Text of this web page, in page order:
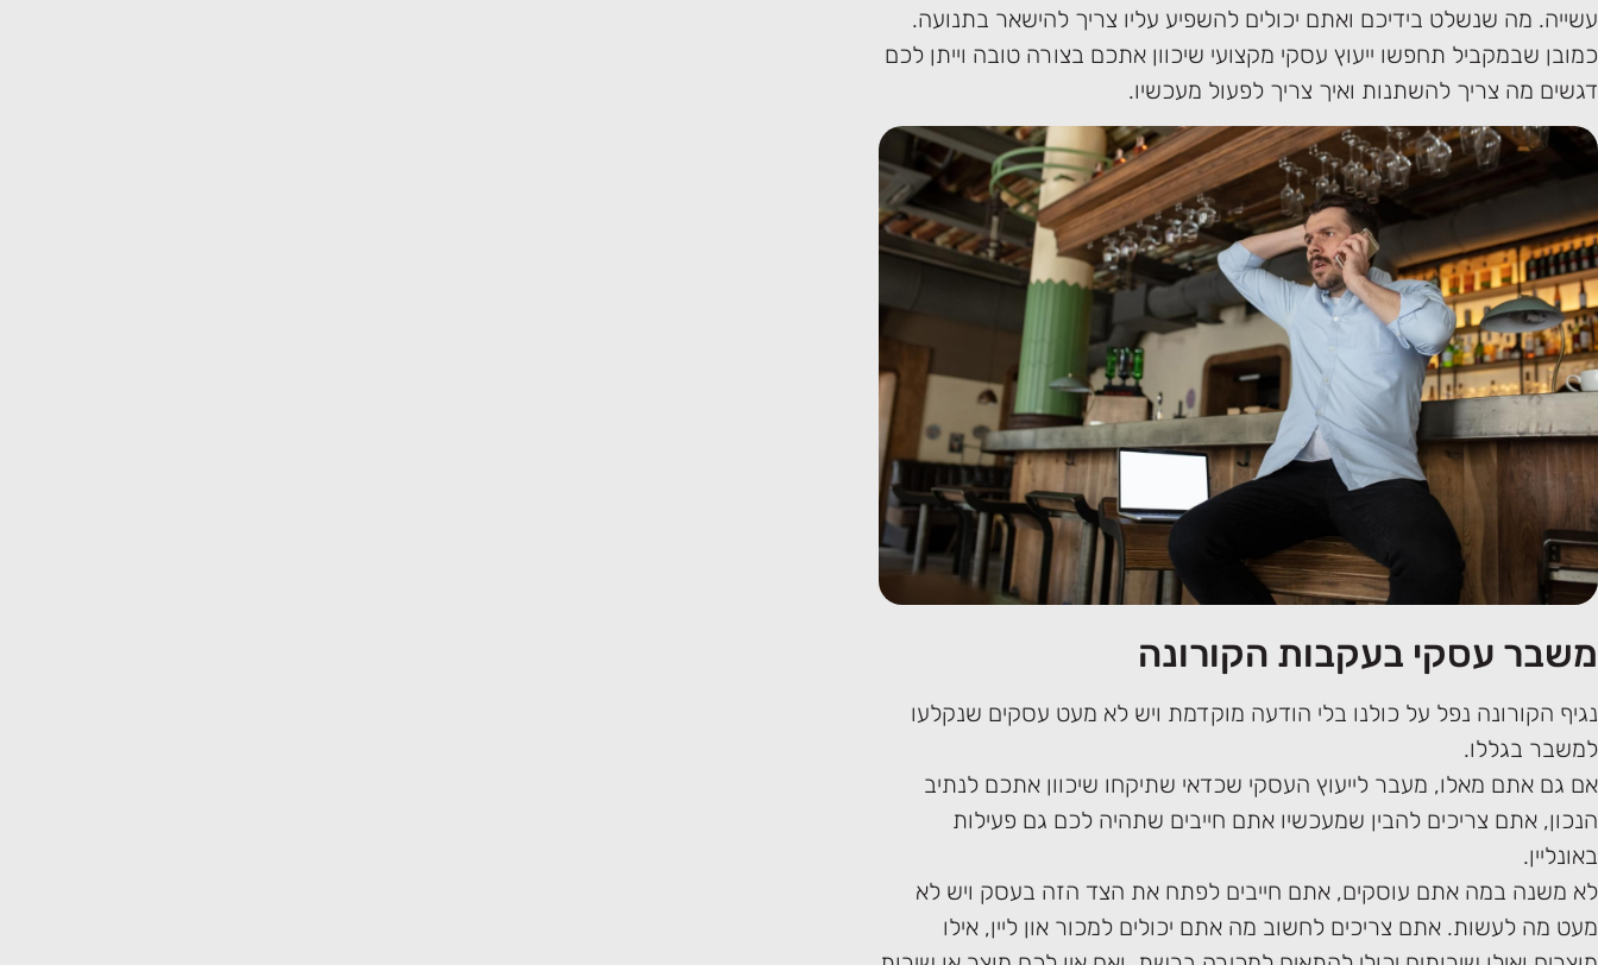
עשייה. מה שנשלט בידיכם ואתם יכולים להשפיע עליו צריך להישאר בתנועה.
כמובן שבמקביל תחפשו ייעוץ עסקי מקצועי שיכוון אתכם בצורה טובה וייתן לכם
דגשים מה צריך להשתנות ואיך צריך לפעול מעכשיו.
משבר עסקי בעקבות הקורונה
נגיף הקורונה נפל על כולנו בלי הודעה מוקדמת ויש לא מעט עסקים שנקלעו
למשבר בגללו.
אם גם אתם מאלו, מעבר לייעוץ העסקי שכדאי שתיקחו שיכוון אתכם לנתיב
הנכון, אתם צריכים להבין שמעכשיו אתם חייבים שתהיה לכם גם פעילות
באונליין.
לא משנה במה אתם עוסקים, אתם חייבים לפתח את הצד הזה בעסק ויש לא
מעט מה לעשות. אתם צריכים לחשוב מה אתם יכולים למכור און ליין, אילו